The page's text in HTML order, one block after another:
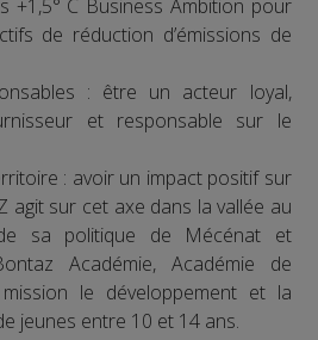
+1,5° C Business Ambition pour
de réduction d’émissions de
: être un acteur loyal,
et responsable sur le
: avoir un impact positif sur
agit sur cet axe dans la vallée au
sa politique de Mécénat et
Académie, Académie de
le développement et la
jeunes entre 10 et 14 ans.